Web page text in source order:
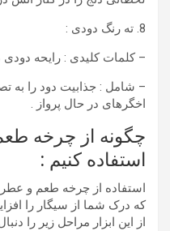
8. ته رنگ دودی :
– کلمات کلیدی : رایحه دودی
– شامل : جذابیت دود را به
اخگرهای در حال پرواز .
چگونه از چرخه
استفاده کنیم :
استفاده از چرخه طعم و
که درک شما از سیگار را
از این ابزار مراحل زیر را